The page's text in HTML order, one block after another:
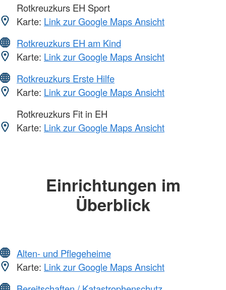
Rotkreuzkurs EH Sport
Karte: Link zur Google Maps Ansicht
Rotkreuzkurs EH am Kind
Karte: Link zur Google Maps Ansicht
Rotkreuzkurs Erste Hilfe
Karte: Link zur Google Maps Ansicht
Rotkreuzkurs Fit in EH
Karte: Link zur Google Maps Ansicht
Einrichtungen im
Überblick
Alten- und Pflegeheime
Karte: Link zur Google Maps Ansicht